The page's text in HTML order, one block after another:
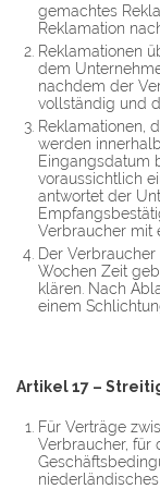
gemachtes
Reklamation
Reklamationen
dem
nachdem der
vollständig und
Reklamationen,
werden
Eingangsdatum
voraussichtlich
antwortet der
Verbraucher mit
Der
Wochen Zeit
klären. Nach
einem
Artikel 17 –
Für Verträge
Verbraucher, für
niederländisches